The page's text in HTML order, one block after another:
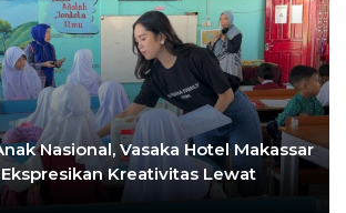
Nasional, Vasaka Hotel Makassar
Kreativitas Lewat